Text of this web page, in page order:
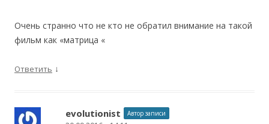
Очень странно что не кто не обратил внимание на такой
фильм как «матрица «
Ответить ↓
evolutionist Автор записи